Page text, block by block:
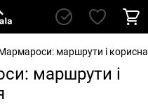
Мармароси: маршрути і
маршрути і